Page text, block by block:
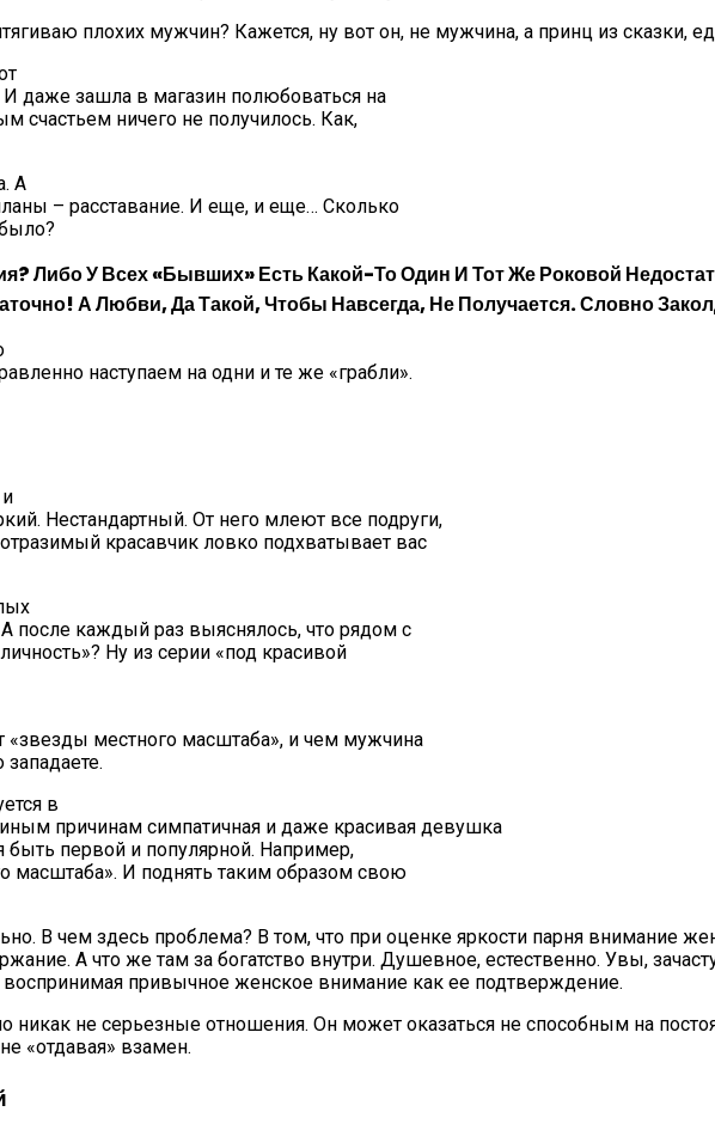
плохих мужчин? Кажется, ну вот он, не мужчина, а принц из сказки,
И даже зашла в магазин полюбоваться на
счастьем ничего не получилось. Как,
А
– расставание. И еще, и еще… Сколько
Либо У Всех «бывших» Есть Какой-То Один И Тот Же Роковой
А Любви, Да Такой, Чтобы Навсегда, Не Получается. Словно
наступаем на одни и те же «грабли».
Нестандартный. От него млеют все подруги,
красавчик ловко подхватывает вас
после каждый раз выяснялось, что рядом с
Ну из серии «под красивой
«звезды местного масштаба», и чем мужчина
в
причинам симпатичная и даже красивая девушка
быть первой и популярной. Например,
масштаба». И поднять таким образом свою
В чем здесь проблема? В том, что при оценке яркости парня внимание
А что же там за богатство внутри. Душевное, естественно. Увы,
воспринимая привычное женское внимание как ее подтверждение.
не серьезные отношения. Он может оказаться не способным на
«отдавая» взамен.